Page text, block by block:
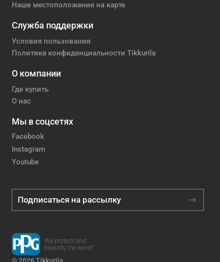
Наше местоположение на карте
Служба поддержки
Условия пользования
Политика конфиденциальности Tikkurila
О компании
Где купить
О нас
Мы в соцсетях
Facebook
Instagram
Youtube
Подписаться на рассылку